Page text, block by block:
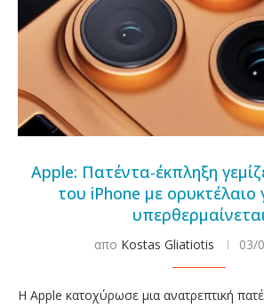
Apple: Πατέντα-έκπληξη
του iPhone με ορυκτέλαιο
απο Kostas Gliatiotis 03/
Η Apple κατοχύρωσε μια ανατρεπτική